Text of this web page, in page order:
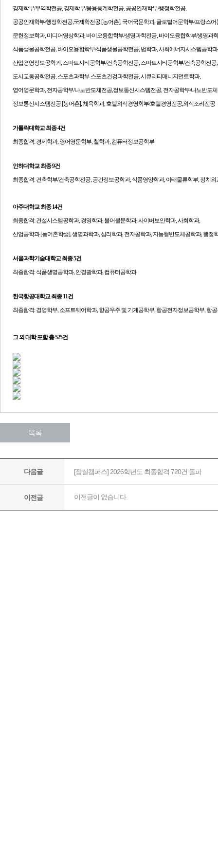
경제학부/무역학전공, 경제학부/응용통계학전공, 공공인재학부/행정학전공,
공공인재학부/행정학전공,국제학전공 [농어촌], 국어국문학과, 글로벌어문학부/프랑스어
문헌정보학과, 미디어영상학과, 바이오융합학부/생명과학전공, 바이오융합학부/생명과
식품생물공학전공, 바이오융합학부/식품생물공학전공, 법학과, 사회에너지시스템공학과,
산업경영정보공학과, 스마트시티공학부/건축공학전공, 스마트시티공학부/건축공학전공,
도시교통공학전공, 스포츠과학부 스포츠건겅과학전공, 시큐리티매니지먼트학과,
영어영문학과, 전자공학부/나노반도체전공,정보통신시스템전공, 전자공학부/나노반도
정보통신시스템전공 [농어촌], 체육학과, 호텔외식경영학부/호텔경영전공,외식조리전공
가톨릭대학교 최종 4건
최종합격:경제학과, 영어영문학부, 철학과, 컴퓨터정보공학부
인하대학교 최종 9건
최종합격:건축학부/건축공학전공, 공간정보공학과, 식품영양학과, 아태물류학부, 정치외
아주대학교 최종 14건
​최종합격:건설시스템공학과, 경영학과, 불어불문학과, 사이버보안학과, 사회학과,
산업공학과 [농어촌학생], 생명과학과, 심리학과, 전자공학과, 지능형반도체공학과, 행정
서울과학기술대학교최종 5건
최종합격:식품생명공학과, 안경광학과, 컴퓨터공학과
한국항공대학교 최종 11건
최종합격: 경영학부, 소프트웨어학과, 항공우주 및 기계공학부, 항공전자정보공학부, 항
그 외 대학 포함 총 525건
목록
다음글 [잠실캠퍼스] 2026학년도 최종합격 720건 돌파
이전글 이전글이 없습니다.